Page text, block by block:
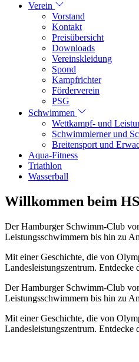
Verein
Vorstand
Kontakt
Preisübersicht
Downloads
Vereinskleidung
Spond
Kampfrichter
Förderverein
PSG
Schwimmen
Wettkampf- und
Schwimmlerner und
Breitensport und
Aqua-Fitness
Triathlon
Wasserball
Willkommen beim
Der Hamburger Schwimm-Club
Leistungsschwimmern bis hin zu
Mit einer Geschichte, die von
Landesleistungszentrum.
Der Hamburger Schwimm-Club
Leistungsschwimmern bis hin zu
Mit einer Geschichte, die von
Landesleistungszentrum.